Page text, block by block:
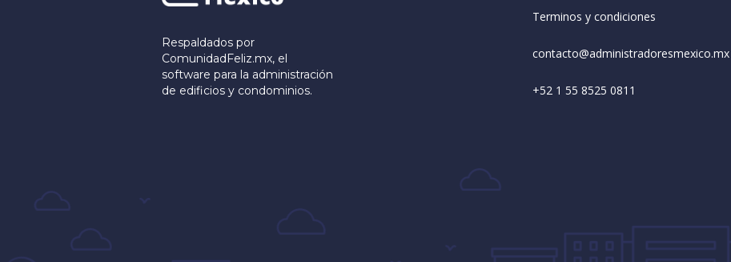
Respaldados por
ComunidadFeliz.mx, el
software para la administración
de edificios y condominios.
Terminos y condiciones
contacto@administradoresmexico.mx
+52 1 55 8525 0811